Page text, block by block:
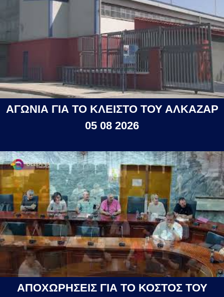
ΑΓΩΝΙΑ ΓΙΑ ΤΟ ΚΛΕΙΣΤΟ ΤΟΥ ΑΛΚΑΖΑΡ
05 08 2026
ΑΠΟΧΩΡΗΣΕΙΣ ΓΙΑ ΤΟ ΚΟΣΤΟΣ ΤΟΥ